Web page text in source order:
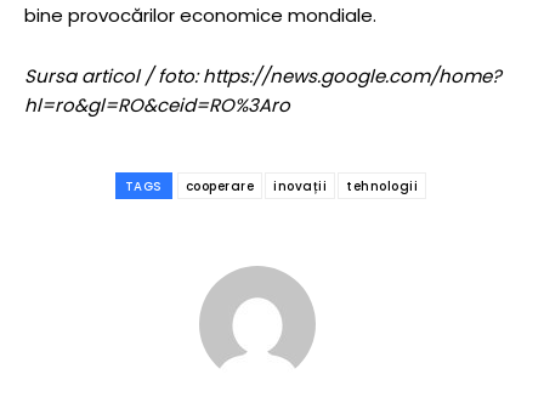
bine provocărilor economice mondiale.
Sursa articol / foto: https://news.google.com/home?
hl=ro&gl=RO&ceid=RO%3Aro
TAGS cooperare inovații tehnologii